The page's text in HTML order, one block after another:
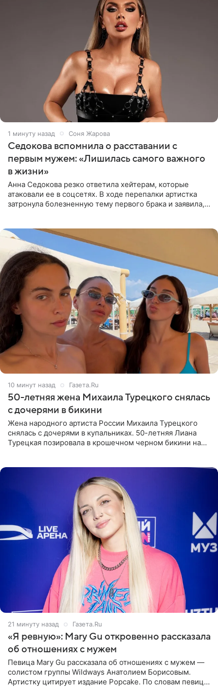
1 минуту назад Соня Жарова
Седокова вспомнила о расставании с
первым мужем: «Лишилась самого важного
в жизни»
Анна Седокова резко ответила хейтерам, которые
атаковали ее в соцсетях. В ходе перепалки артистка
затронула болезненную тему первого брака и заявила,
10 минут назад Газета.Ru
50-летняя жена Михаила Турецкого снялась
с дочерями в бикини
Жена народного артиста России Михаила Турецкого
снялась с дочерями в купальниках. 50-летняя Лиана
Турецкая позировала в крошечном черном бикини на
21 минуту назад Газета.Ru
«Я ревную»: Mary Gu откровенно рассказала
об отношениях с мужем
Певица Mary Gu рассказала об отношениях с мужем —
солистом группы Wildways Анатолием Борисовым.
Артистку цитирует издание Popcake. По словам певицы,